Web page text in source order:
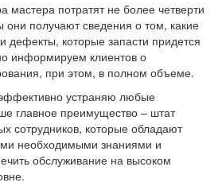
мастера потратят не более четверти
получают сведения о том, какие
дефекты, которые запасти придется
информируем клиентов о
при этом, в полном объеме.
устраняю любые
главное преимущество – штат
сотрудников, которые обладают
необходимыми знаниями и
обслуживание на высоком